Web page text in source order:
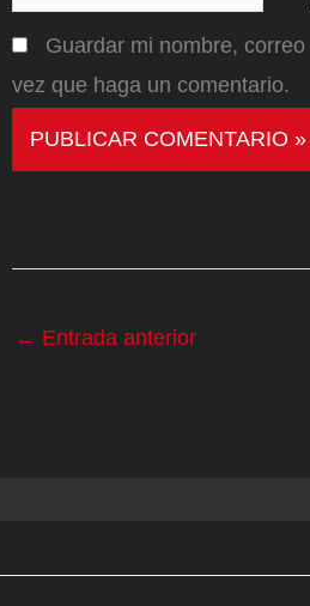
Guardar mi nombre,
vez que haga un comentario.
← Entrada anterior